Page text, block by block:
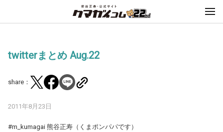
twitterまとめ Aug.22
share：
2011年8月23日
#m_kumagai 熊谷正寿（くまポンパパです）